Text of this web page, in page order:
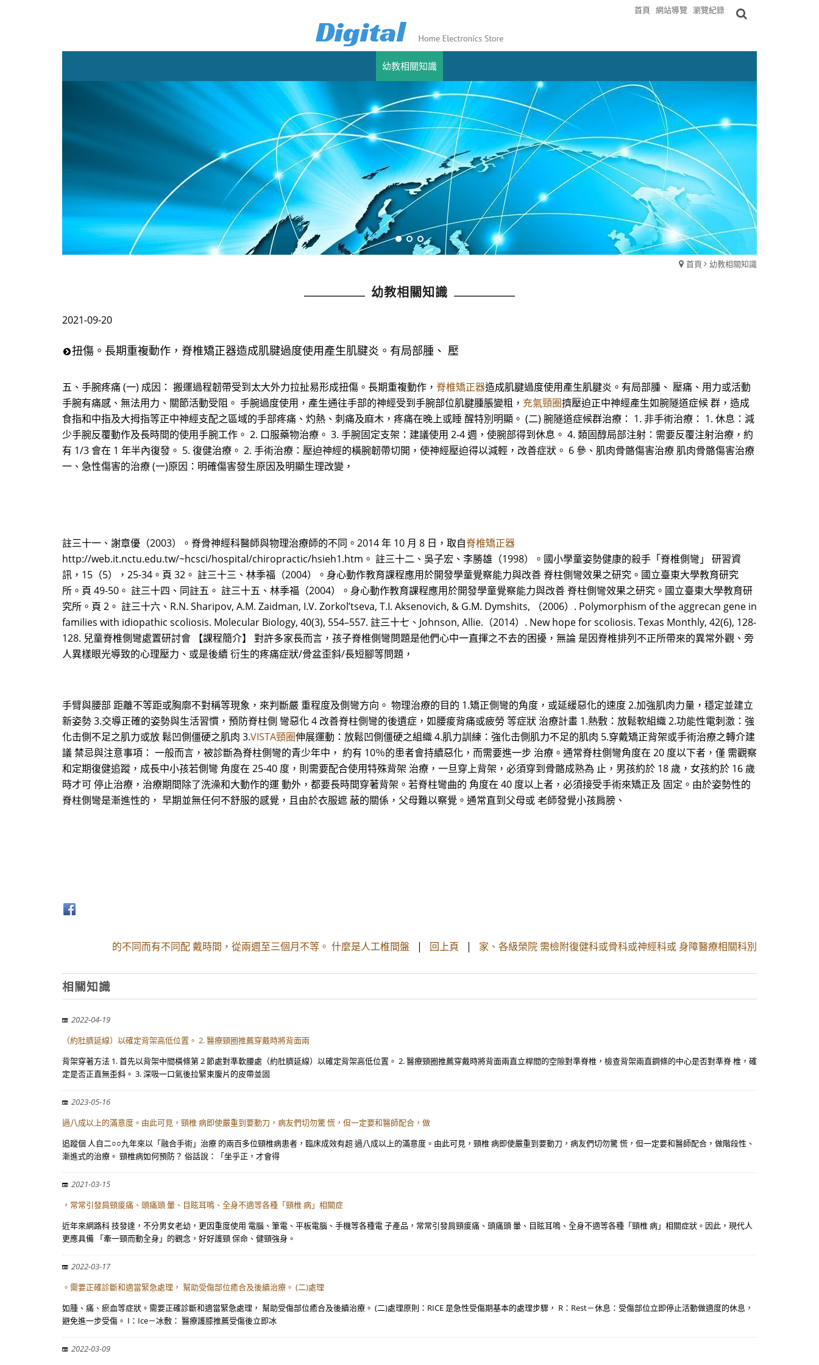
首頁 網站導覽 瀏覽紀錄
幼教相關知識
首頁 幼教相關知識
幼教相關知識
2021-09-20
扭傷。長期重複動作，脊椎矯正器造成肌腱過度使用產生肌腱炎。有局部腫、 壓
五、手腕疼痛 (一) 成因： 搬運過程韌帶受到太大外力拉扯易形成扭傷。長期重複動作， 脊椎矯正器造成肌腱過度使用產生肌腱炎。有局部腫、 壓痛、用力或活動
手腕有痛感、無法用力、關節活動受阻。 手腕過度使用，產生通往手部的神經受到手腕部位肌腱腫脹變粗， 充氣頸圈擠壓迫正中神經產生如腕隧道症候 群，造成
食指和中指及大拇指等正中神經支配之區域的手部疼痛、灼熱、刺痛及麻木，疼痛在晚上或睡 醒特別明顯。 (二) 腕隧道症候群治療： 1. 非手術治療： 1. 休息：減
少手腕反覆動作及長時間的使用手腕工作。 2. 口服藥物治療。 3. 手腕固定支架：建議使用 2-4 週，使腕部得到休息。 4. 類固醇局部注射：需要反覆注射治療，約
有 1/3 會在 1 年半內復發。 5. 復健治療。 2. 手術治療：壓迫神經的橫腕韌帶切開，使神經壓迫得以減輕，改善症狀。 6 參、肌肉骨骼傷害治療 肌肉骨骼傷害治療
一、急性傷害的治療 (一)原因：明確傷害發生原因及明顯生理改變，
註三十一、謝章優（2003）。脊骨神經科醫師與物理治療師的不同。2014 年 10 月 8 日，取自脊椎矯正器
http://web.it.nctu.edu.tw/~hcsci/hospital/chiropractic/hsieh1.htm。 註三十二、吳子宏、李勝雄（1998）。國小學童姿勢健康的殺手「脊椎側彎」 研習資
訊，15（5），25-34。頁 32。 註三十三、林季福（2004）。身心動作教育課程應用於開發學童覺察能力與改善 脊柱側彎效果之研究。國立臺東大學教育研究
所。頁 49-50。 註三十四、同註五。 註三十五、林季福（2004）。身心動作教育課程應用於開發學童覺察能力與改善 脊柱側彎效果之研究。國立臺東大學教育研
究所。頁 2。 註三十六、R.N. Sharipov, A.M. Zaidman, I.V. Zorkol’tseva, T.I. Aksenovich, & G.M. Dymshits, （2006）. Polymorphism of the aggrecan gene in
families with idiopathic scoliosis. Molecular Biology, 40(3), 554–557. 註三十七、Johnson, Allie.（2014）. New hope for scoliosis. Texas Monthly, 42(6), 128-
128. 兒童脊椎側彎處置研討會 【課程簡介】 對許多家長而言，孩子脊椎側彎問題是他們心中一直揮之不去的困擾，無論 是因脊椎排列不正所帶來的異常外觀、旁
人異樣眼光導致的心理壓力、或是後續 衍生的疼痛症狀/骨盆歪斜/長短腳等問題，
手臂與腰部 距離不等距或胸廓不對稱等現象，來判斷嚴 重程度及側彎方向。 物理治療的目的 1.矯正側彎的角度，或延緩惡化的速度 2.加強肌肉力量，穩定並建立
新姿勢 3.交導正確的姿勢與生活習慣，預防脊柱側 彎惡化 4 改善脊柱側彎的後遺症，如腰痠背痛或疲勞 等症狀 治療計畫 1.熱敷：放鬆軟組織 2.功能性電刺激：強
化击側不足之肌力或放 鬆凹側僵硬之肌肉 3.VISTA頸圈伸展運動：放鬆凹側僵硬之組織 4.肌力訓練：強化击側肌力不足的肌肉 5.穿戴矯正背架或手術治療之轉介建
議 禁忌與注意事項： 一般而言，被診斷為脊柱側彎的青少年中， 約有 10％的患者會持續惡化，而需要進一步 治療。通常脊柱側彎角度在 20 度以下者，僅 需觀察
和定期復健追蹤，成長中小孩若側彎 角度在 25-40 度，則需要配合使用特殊背架 治療，一旦穿上背架，必須穿到骨骼成熟為 止，男孩約於 18 歲，女孩約於 16 歲
時才可 停止治療，治療期間除了洗澡和大動作的運 動外，都要長時間穿著背架。若脊柱彎曲的 角度在 40 度以上者，必須接受手術來矯正及 固定。由於姿勢性的
脊柱側彎是漸進性的， 早期並無任何不舒服的感覺，且由於衣服遮 蔽的關係，父母難以察覺。通常直到父母或 老師發覺小孩肩膀、
的不同而有不同配 戴時間，從兩週至三個月不等。 什麼是人工椎間盤 | 回上頁 | 家、各級榮院 需檢附復健科或骨科或神經科或 身障醫療相關科別
相關知識
2022-04-19
（約肚臍延線）以確定背架高低位置。 2. 醫療頸圈推薦穿戴時將背面兩
背架穿著方法 1. 首先以背架中間橫條第 2 節處對準軟腰處（約肚臍延線）以確定背架高低位置。 2. 醫療頸圈推薦穿戴時將背面兩直立桿間的空隙對準脊椎，檢查背架兩直鋼條的中心是否對準脊 椎，確
定是否正直無歪斜。 3. 深吸一口氣後拉緊束腹片的皮帶並固
2023-05-16
過八成以上的滿意度。由此可見，頸椎 病即使嚴重到要動刀，病友們切勿驚 慌，但一定要和醫師配合，做
追蹤個 人自二○○九年來以「融合手術」治療 的兩百多位頸椎病患者，臨床成效有超 過八成以上的滿意度。由此可見，頸椎 病即使嚴重到要動刀，病友們切勿驚 慌，但一定要和醫師配合，做階段性、
漸進式的治療。 頸椎病如何預防？ 俗話說：「坐乎正，才會得
2021-03-15
，常常引發肩頸痠痛、頭痛頭 暈、目眩耳鳴、全身不適等各種「頸椎 病」相關症
近年來網路科 技發達，不分男女老幼，更因重度使用 電腦、筆電、平板電腦、手機等各種電 子產品，常常引發肩頸痠痛、頭痛頭 暈、目眩耳鳴、全身不適等各種「頸椎 病」相關症狀。因此，現代人
更應具備 「牽一頸而動全身」的觀念，好好護頸 保命、健頸強身。
2022-03-17
。需要正確診斷和適當緊急處理， 幫助受傷部位癒合及後續治療。 (二)處理
如腫、痛、瘀血等症狀。需要正確診斷和適當緊急處理， 幫助受傷部位癒合及後續治療。 (二)處理原則：RICE 是急性受傷期基本的處理步驟， R：Rest－休息：受傷部位立即停止活動做適度的休息，
避免進一步受傷。 I：Ice－冰敷： 醫療護膝推薦受傷後立即冰
2022-03-09